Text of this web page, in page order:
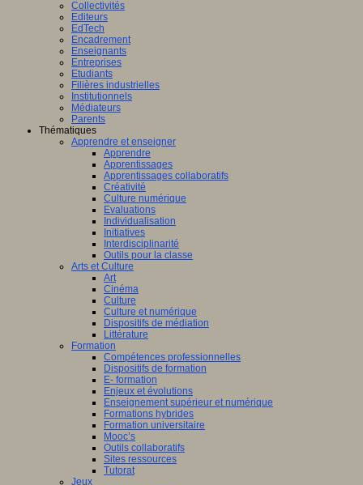
Collectivités
Editeurs
EdTech
Encadrement
Enseignants
Entreprises
Etudiants
Filières industrielles
Institutionnels
Médiateurs
Parents
Thématiques
Apprendre et enseigner
Apprendre
Apprentissages
Apprentissages collaboratifs
Créativité
Culture numérique
Evaluations
Individualisation
Initiatives
Interdisciplinarité
Outils pour la classe
Arts et Culture
Art
Cinéma
Culture
Culture et numérique
Dispositifs de médiation
Littérature
Formation
Compétences professionnelles
Dispositifs de formation
E- formation
Enjeux et évolutions
Enseignement supérieur et numérique
Formations hybrides
Formation universitaire
Mooc’s
Outils collaboratifs
Sites ressources
Tutorat
Jeux